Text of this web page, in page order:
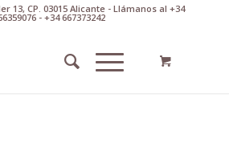
13, CP. 03015 Alicante - Llámanos al +34
- +34 667373242